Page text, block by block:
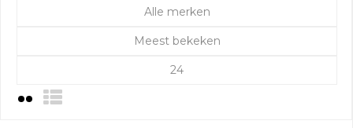
Alle merken
Meest bekeken
24